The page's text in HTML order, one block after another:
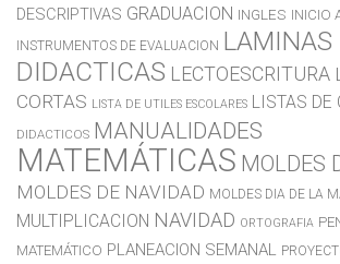
DESCRIPTIVAS GRADUACION INGLES INICIO
INSTRUMENTOS DE EVALUACION LAMINAS
DIDACTICAS LECTOESCRITURA
CORTAS LISTA DE UTILES ESCOLARES LISTAS DE
DIDACTICOS MANUALIDADES
MATEMÁTICAS MOLDES
MOLDES DE NAVIDAD MOLDES DIA DE LA
MULTIPLICACION NAVIDAD ORTOGRAFIA
MATEMÁTICO PLANEACION SEMANAL